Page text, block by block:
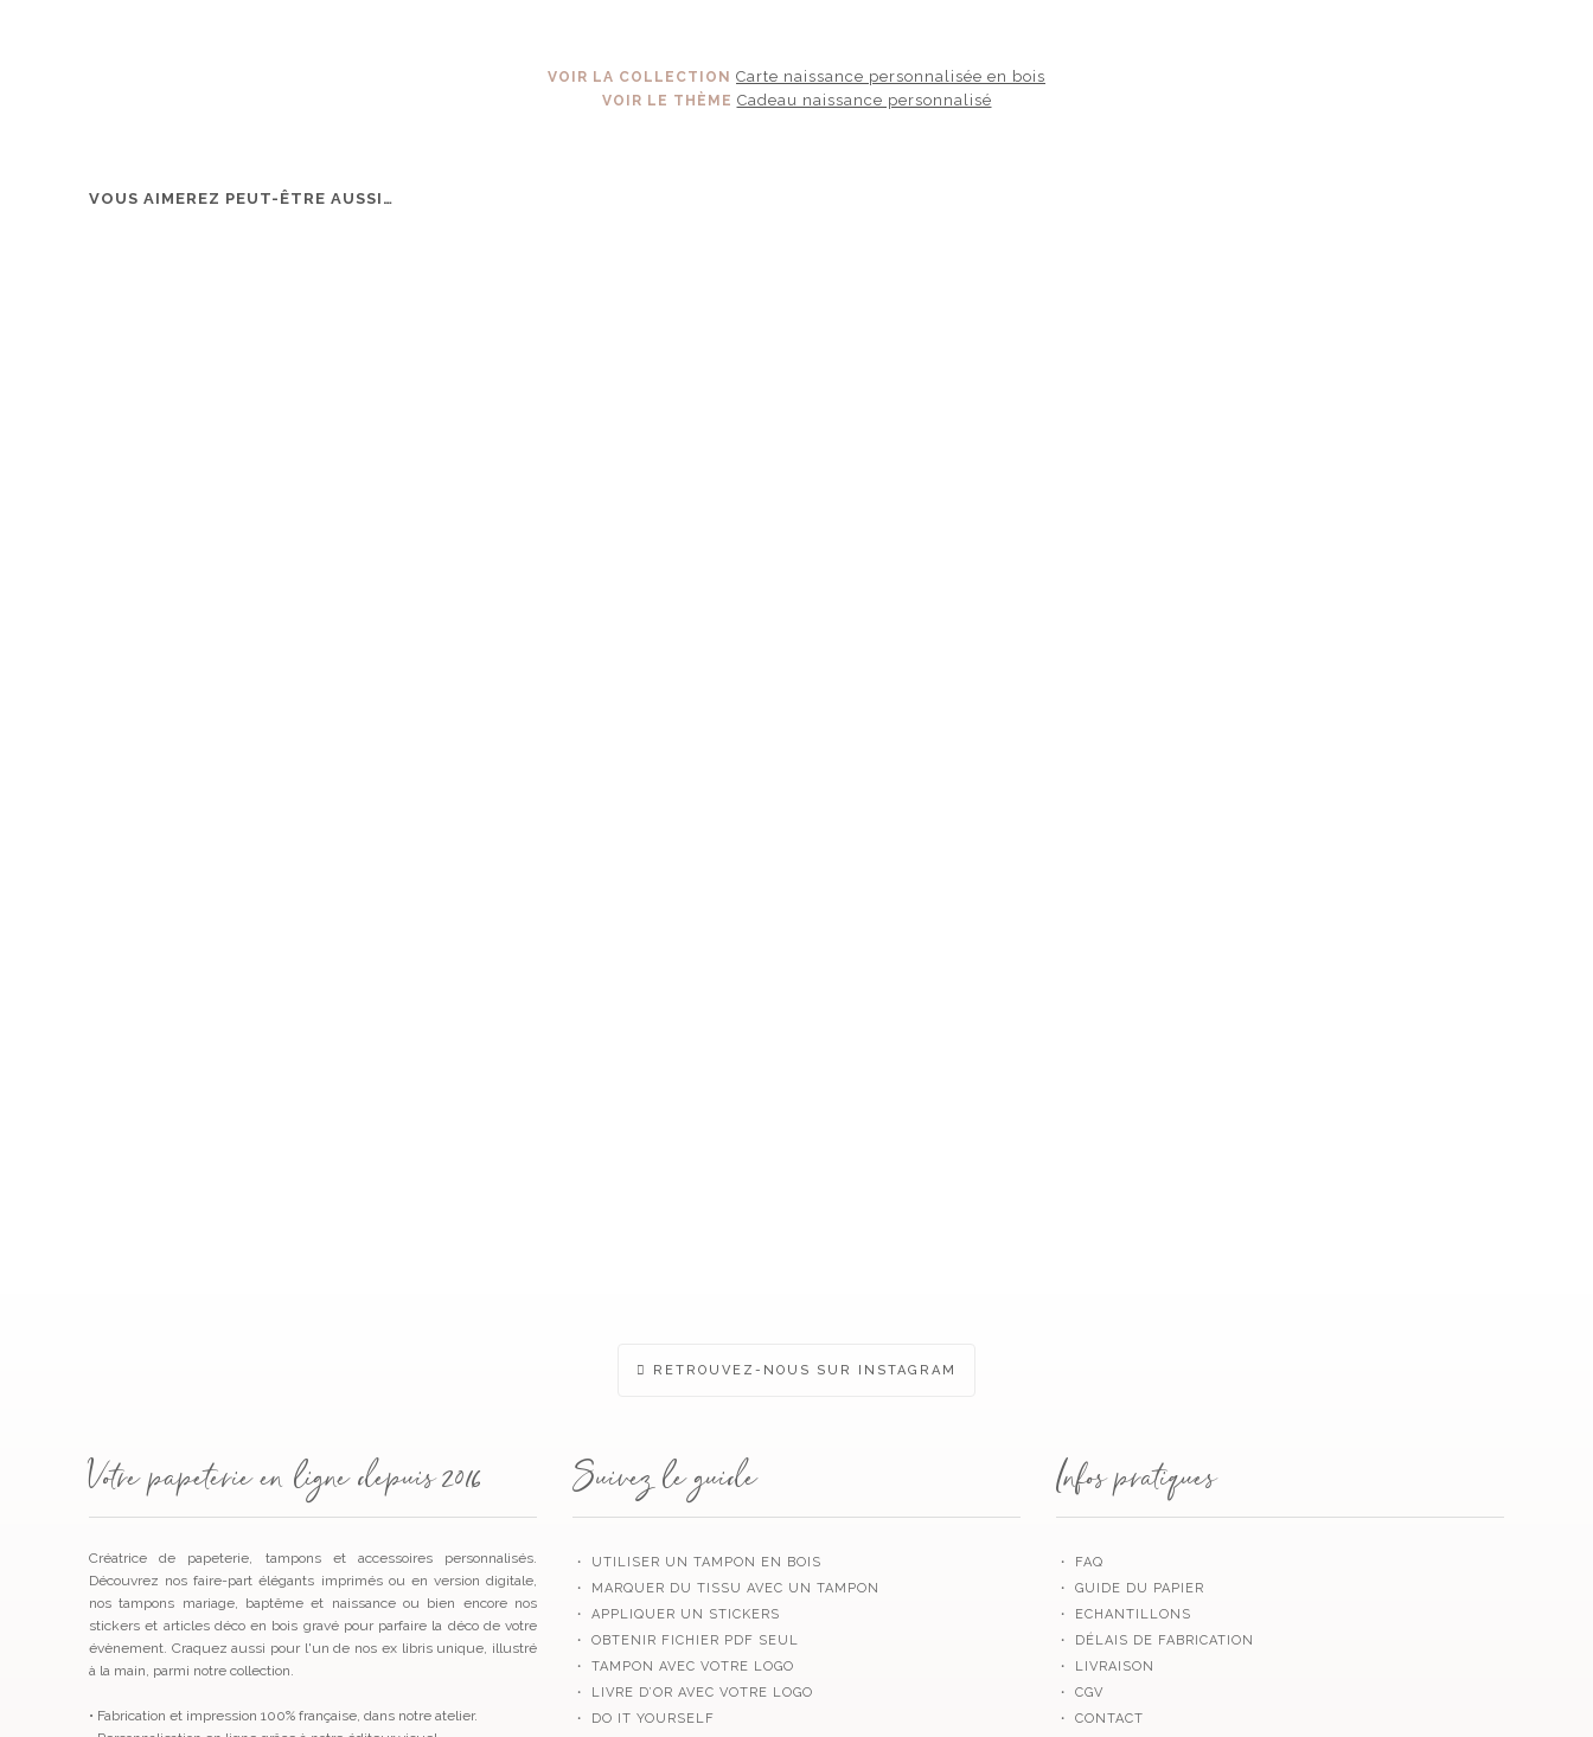
VOIR LA COLLECTION Carte naissance personnalisée en bois
VOIR LE THÈME Cadeau naissance personnalisé
VOUS AIMEREZ PEUT-ÊTRE AUSSI…
RETROUVEZ-NOUS SUR INSTAGRAM
Votre papeterie en ligne depuis 2016
Créatrice de papeterie, tampons et accessoires personnalisés.
Découvrez nos faire-part élégants imprimés ou en version digitale,
nos tampons mariage, baptême et naissance ou bien encore nos
stickers et articles déco en bois gravé pour parfaire la déco de votre
évènement. Craquez aussi pour l'un de nos ex libris unique, illustré
à la main, parmi notre collection.
• Fabrication et impression 100% française, dans notre atelier.
Suivez le guide
・ UTILISER UN TAMPON EN BOIS
・ MARQUER DU TISSU AVEC UN TAMPON
・ APPLIQUER UN STICKERS
・ OBTENIR FICHIER PDF SEUL
・ TAMPON AVEC VOTRE LOGO
・ LIVRE D’OR AVEC VOTRE LOGO
・ DO IT YOURSELF
Infos pratiques
・ FAQ
・ GUIDE DU PAPIER
・ ECHANTILLONS
・ DÉLAIS DE FABRICATION
・ LIVRAISON
・ CGV
・ CONTACT